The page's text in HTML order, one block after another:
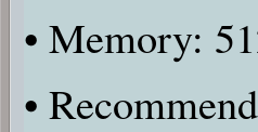
• Memory:
•